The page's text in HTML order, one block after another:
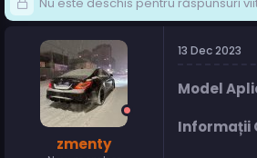
zmenty
13 Dec 2023
Model
Informații